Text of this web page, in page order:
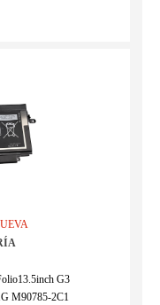
G3
M90785-2C1